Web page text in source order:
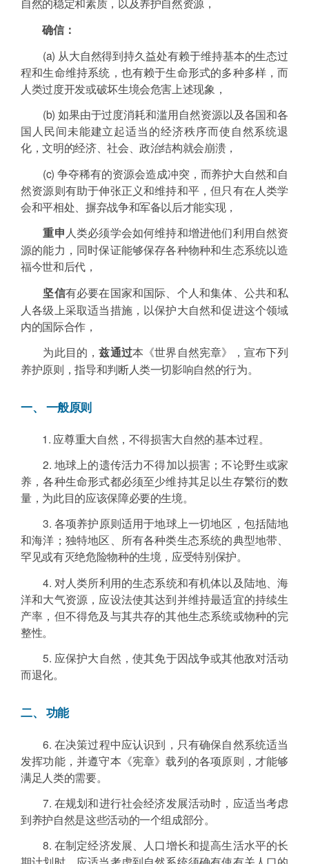
确信：
(a) 从大自然得到持久益处有赖于维持基本的生态过
程和生命维持系统，也有赖于生命形式的多种多样，而
人类过度开发或破坏生境会危害上述现象，
(b) 如果由于过度消耗和滥用自然资源以及各国和各
国人民间未能建立起适当的经济秩序而使自然系统退
化，文明的经济、社会、政治结构就会崩溃，
(c) 争夺稀有的资源会造成冲突，而养护大自然和自
然资源则有助于伸张正义和维持和平，但只有在人类学
会和平相处、摒弃战争和军备以后才能实现，
重申 人类必须学会如何维持和增进他们利用自然资
源的能力，同时保证能够保存各种物种和生态系统以造
福今世和后代，
坚信有必要在国家和国际、个人和集体、公共和私
人各级上采取适当措施，以保护大自然和促进这个领域
内的国际合作，
为此目的，兹通过本《世界自然宪章》，宣布下列
养护原则，指导和判断人类一切影响自然的行为。
一、 一般原则
1. 应尊重大自然，不得损害大自然的基本过程。
2. 地球上的遗传活力不得加以损害；不论野生或家
养，各种生命形式都必须至少维持其足以生存繁衍的数
量，为此目的应该保障必要的生境。
3. 各项养护原则适用于地球上一切地区，包括陆地
和海洋；独特地区、所有各种类生态系统的典型地带、
罕见或有灭绝危险物种的生境，应受特别保护。
4. 对人类所利用的生态系统和有机体以及陆地、海
洋和大气资源，应设法使其达到并维持最适宜的持续生
产率，但不得危及与其共存的其他生态系统或物种的完
整性。
5. 应保护大自然，使其免于因战争或其他敌对活动
而退化。
二、 功能
6. 在决策过程中应认识到，只有确保自然系统适当
发挥功能，并遵守本《宪章》载列的各项原则，才能够
满足人类的需要。
7. 在规划和进行社会经济发展活动时，应适当考虑
到养护自然是这些活动的一个组成部分。
8. 在制定经济发展、人口增长和提高生活水平的长